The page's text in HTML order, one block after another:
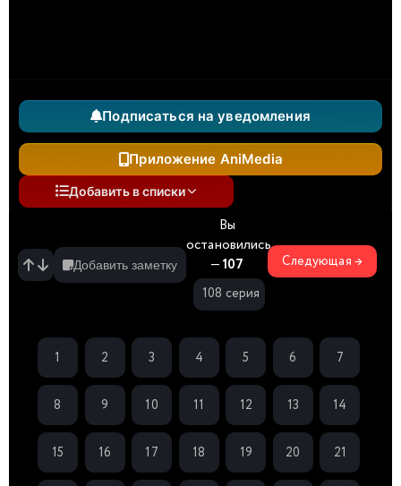
Подписаться на уведомления
Приложение AniMedia
Добавить в списки
Добавить заметку
Вы
остановились
—107
108 серия
Следующая →
1 2 3 4 5 6 7
8 9 10 11 12 13 14
15 16 17 18 19 20 21